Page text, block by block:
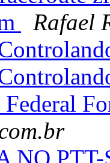
Rafael
Federal